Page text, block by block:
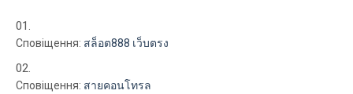
Сповіщення: สล็อต888 เว็บตรง
Сповіщення: สายคอนโทรล